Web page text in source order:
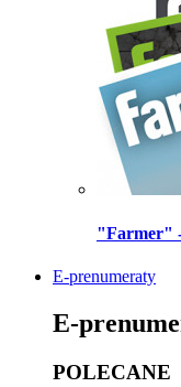
"Farmer"
E-prenumeraty
E-
POLECANE